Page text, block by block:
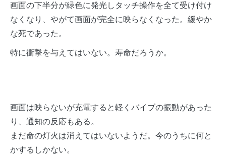
画面の下半分が緑色に発光しタッチ操作を全て受け付け
なくなり、やがて画面が完全に映らなくなった。緩やか
な死であった。
特に衝撃を与えてはいない。寿命だろうか。
画面は映らないが充電すると軽くバイブの振動があった
り、通知の反応もある。
まだ命の灯火は消えてはいないようだ。今のうちに何と
かするしかない。